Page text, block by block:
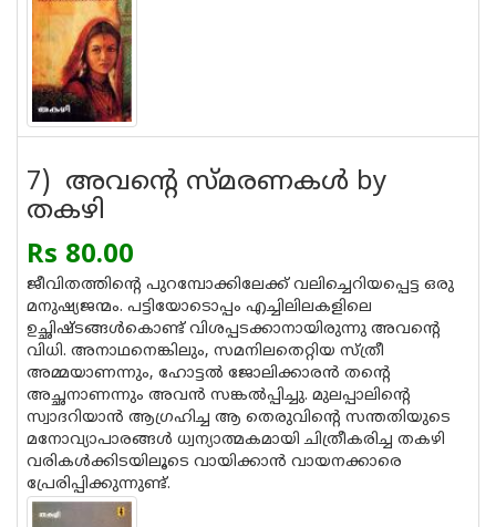
7) അവന്റെ സ്മരണകള്‍ by
തകഴി
Rs 80.00
ജീവിതത്തിന്റെ പുറമ്പോക്കിലേക്ക് വലിച്ചെറിയപ്പെട്ട ഒരു
മനുഷ്യജന്മം. പട്ടിയോടൊപ്പം എച്ചിലിലകളിലെ
ഉച്ഛിഷ്ടങ്ങള്‍കൊണ്ട് വിശപ്പടക്കാനായിരുന്നു അവന്റെ
വിധി. അനാഥനെങ്കിലും, സമനിലതെറ്റിയ സ്ത്രീ
അമ്മയാണന്നും, ഹോട്ടല്‍ ജോലിക്കാരന്‍ തന്റെ
അച്ഛനാണന്നും അവന്‍ സങ്കല്‍പ്പിച്ചു. മുലപ്പാലിന്റെ
സ്വാദറിയാന്‍ ആഗ്രഹിച്ച ആ തെരുവിന്റെ സന്തതിയുടെ
മനോവ്യാപാരങ്ങള്‍ ധ്വന്യാത്മകമായി ചിത്രീകരിച്ച തകഴി
വരികള്‍ക്കിടയിലൂടെ വായിക്കാന്‍ വായനക്കാരെ
പ്രേരിപ്പിക്കുന്നുണ്ട്.